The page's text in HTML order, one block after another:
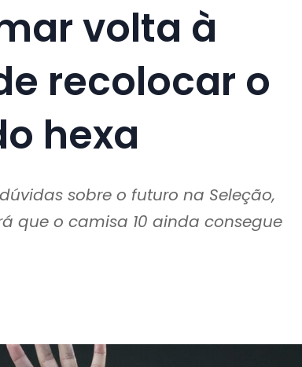
volta à
recolocar o
hexa
sobre o futuro na Seleção,
que o camisa 10 ainda consegue